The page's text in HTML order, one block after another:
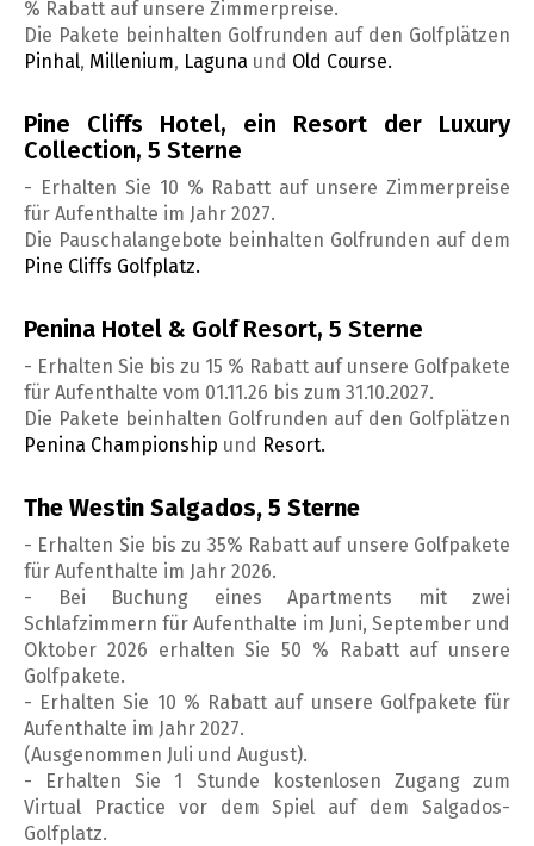
% Rabatt auf unsere Zimmerpreise.
Die Pakete beinhalten Golfrunden auf den Golfplätzen
Pinhal, Millenium, Laguna und Old Course.
Pine Cliffs Hotel, ein Resort der Luxury
Collection, 5 Sterne
- Erhalten Sie 10 % Rabatt auf unsere Zimmerpreise
für Aufenthalte im Jahr 2027.
Die Pauschalangebote beinhalten Golfrunden auf dem
Pine Cliffs Golfplatz.
Penina Hotel & Golf Resort, 5 Sterne
- Erhalten Sie bis zu 15 % Rabatt auf unsere Golfpakete
für Aufenthalte vom 01.11.26 bis zum 31.10.2027.
Die Pakete beinhalten Golfrunden auf den Golfplätzen
Penina Championship und Resort.
The Westin Salgados, 5 Sterne
- Erhalten Sie bis zu 35% Rabatt auf unsere Golfpakete
für Aufenthalte im Jahr 2026.
- Bei Buchung eines Apartments mit zwei
Schlafzimmern für Aufenthalte im Juni, September und
Oktober 2026 erhalten Sie 50 % Rabatt auf unsere
Golfpakete.
- Erhalten Sie 10 % Rabatt auf unsere Golfpakete für
Aufenthalte im Jahr 2027.
(Ausgenommen Juli und August).
- Erhalten Sie 1 Stunde kostenlosen Zugang zum
Virtual Practice vor dem Spiel auf dem Salgados-
Golfplatz.